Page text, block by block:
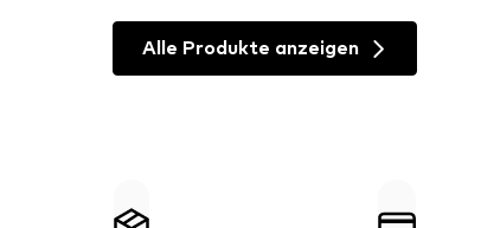
Alle Produkte anzeigen